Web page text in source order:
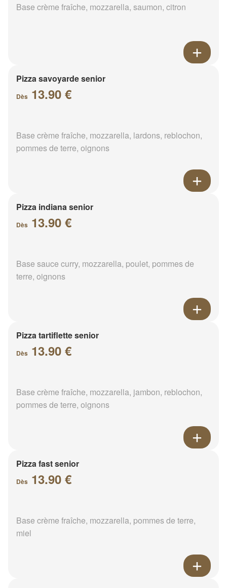
Base crème fraîche, mozzarella, saumon, citron
Pizza savoyarde senior
Dès 13.90 €
Base crème fraîche, mozzarella, lardons, reblochon,
pommes de terre, oignons
Pizza indiana senior
Dès 13.90 €
Base sauce curry, mozzarella, poulet, pommes de
terre, oignons
Pizza tartiflette senior
Dès 13.90 €
Base crème fraîche, mozzarella, jambon, reblochon,
pommes de terre, oignons
Pizza fast senior
Dès 13.90 €
Base crème fraîche, mozzarella, pommes de terre,
miel